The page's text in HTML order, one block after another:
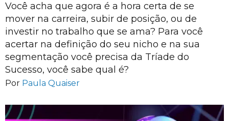
Você acha que agora é a hora certa de se
mover na carreira, subir de posição, ou de
investir no trabalho que se ama? Para você
acertar na definição do seu nicho e na sua
segmentação você precisa da Tríade do
Sucesso, você sabe qual é?
Por Paula Quaiser